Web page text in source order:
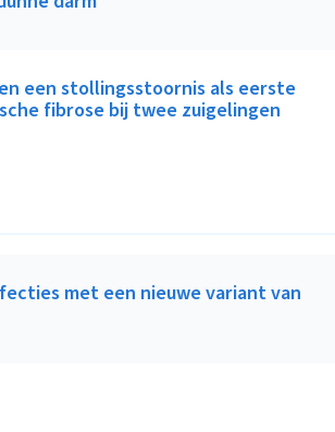
een stollingsstoornis als eerste
fibrose bij twee zuigelingen
met een nieuwe variant van